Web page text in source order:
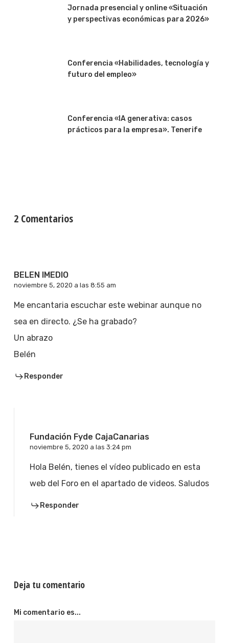
Jornada presencial y online «Situación
y perspectivas económicas para 2026»
Conferencia «Habilidades, tecnología y
futuro del empleo»
Conferencia «IA generativa: casos
prácticos para la empresa». Tenerife
2 Comentarios
BELEN IMEDIO
noviembre 5, 2020 a las 8:55 am
Me encantaria escuchar este webinar aunque no
sea en directo. ¿Se ha grabado?
Un abrazo
Belén
Responder
Fundación Fyde CajaCanarias
noviembre 5, 2020 a las 3:24 pm
Hola Belén, tienes el vídeo publicado en esta
web del Foro en el apartado de videos. Saludos
Responder
Deja tu comentario
Mi comentario es...